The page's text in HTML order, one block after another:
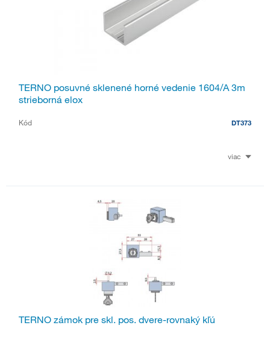
TERNO posuvné sklenené horné vedenie 1604/A 3m
strieborná elox
Kód DT373
viac
TERNO zámok pre skl. pos. dvere-rovnaký kľú